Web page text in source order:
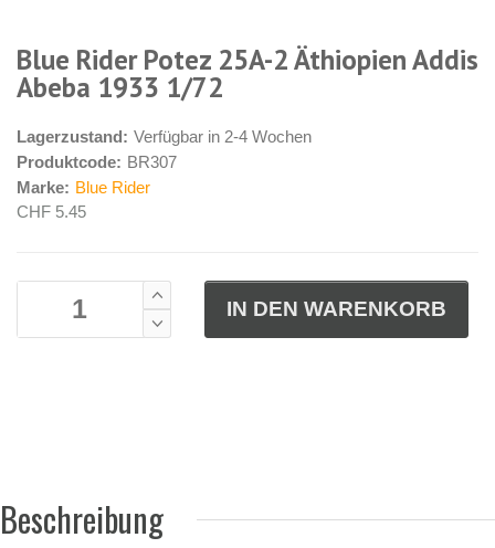
Blue Rider Potez 25A-2 Äthiopien Addis
Abeba 1933 1/72
Lagerzustand: Verfügbar in 2-4 Wochen
Produktcode: BR307
Marke: Blue Rider
CHF 5.45
Beschreibung